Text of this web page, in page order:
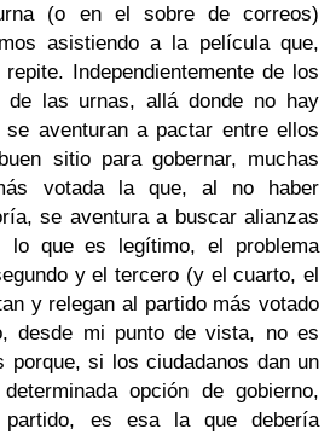
(o en el sobre de correos)
asistiendo a la película que,
Independientemente de los
de las urnas, allá donde no hay
aventuran a pactar entre ellos
sitio para gobernar, muchas
votada la que, al no haber
se aventura a buscar alianzas
lo que es legítimo, el problema
y el tercero (y el cuarto, el
y relegan al partido más votado
desde mi punto de vista, no es
porque, si los ciudadanos dan un
opción de gobierno,
partido, es esa la que debería